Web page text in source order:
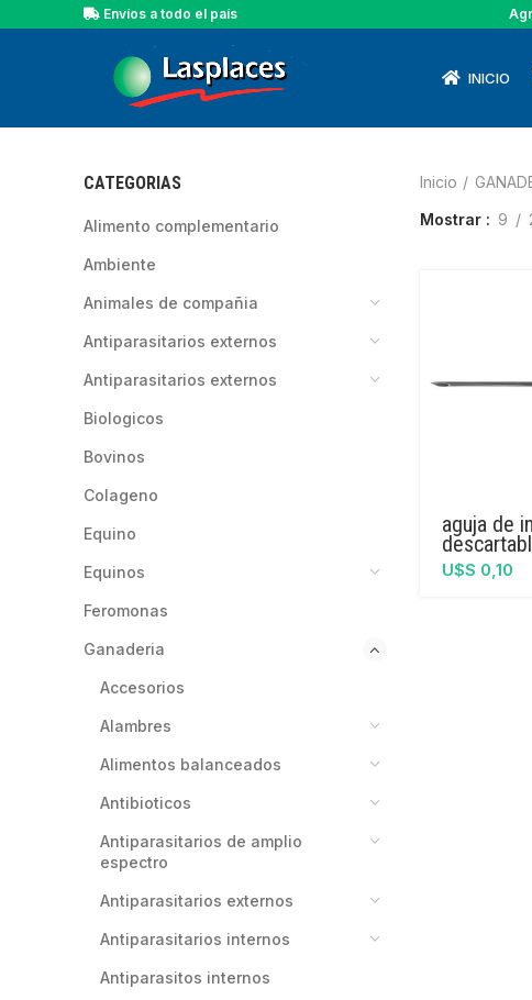
Envíos a todo el país
INICIO
CATEGORIAS
alimento complementario
ambiente
animales de compañia
antiparasitarios externos
antiparasitarios externos
biologicos
bovinos
colageno
equino
equinos
feromonas
ganaderia
accesorios
alambres
alimentos balanceados
antibioticos
antiparasitarios de amplio
espectro
antiparasitarios externos
antiparasitarios internos
antiparasitos internos
Inicio
Mostrar
9
aguja de
U$S 0,10